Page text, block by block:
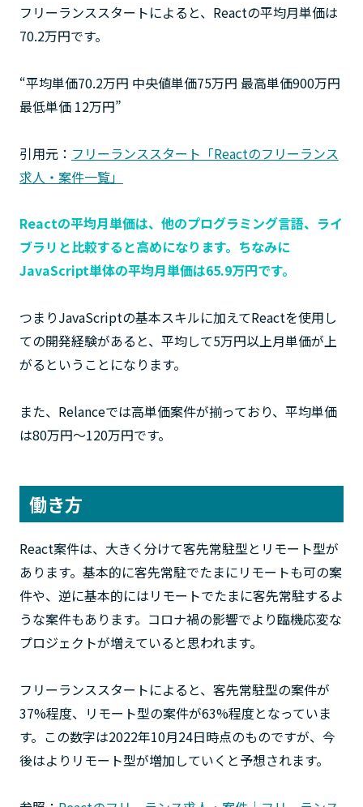
フリーランススタートによると、Reactの平均月単価は
70.2万円です。
“平均単価70.2万円 中央値単価75万円 最高単価900万円
最低単価 12万円”
引用元： フリーランススタート「Reactのフリーランス
求人・案件一覧」
Reactの平均月単価は、他のプログラミング言語、ライ
ブラリと比較すると高めになります。ちなみに
JavaScript単体の平均月単価は65.9万円です。
つまりJavaScriptの基本スキルに加えてReactを使用し
ての開発経験があると、平均して5万円以上月単価が上
がるということになります。
また、Relanceでは高単価案件が揃っており、平均単価
は80万円〜120万円です。
働き方
React案件は、大きく分けて客先常駐型とリモート型が
あります。基本的に客先常駐でたまにリモートも可の案
件や、逆に基本的にはリモートでたまに客先常駐するよ
うな案件もあります。コロナ禍の影響でより臨機応変な
プロジェクトが増えていると思われます。
フリーランススタートによると、客先常駐型の案件が
37%程度、リモート型の案件が63%程度となっていま
す。この数字は2022年10月24日時点のものですが、今
後はよりリモート型が増加していくと予想されます。